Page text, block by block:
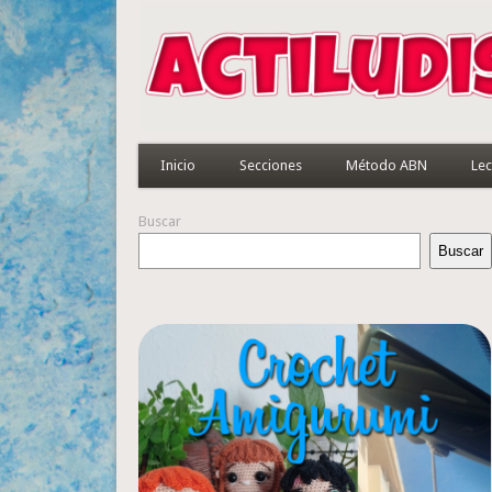
Inicio Secciones Método ABN
Buscar
Buscar